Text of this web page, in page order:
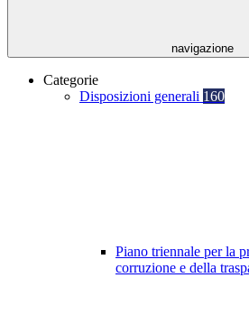
navigazione
Categorie
Disposizioni generali 160
Piano triennale per la
corruzione e della